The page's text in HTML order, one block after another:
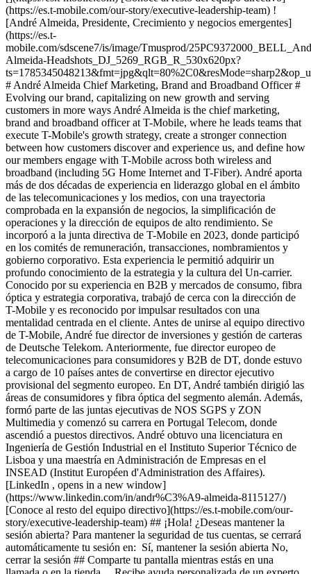
(https://es.t-mobile.com/our-story/executive-leadership-team) !
[André Almeida, Presidente, Crecimiento y negocios emergentes]
(https://es.t-
mobile.com/sdscene7/is/image/Tmusprod/
Almeida-Headshots_DJ_5269_RGB_R_530x620px?
# André Almeida Chief Marketing, Brand and Broadband Officer #
Evolving our brand, capitalizing on new growth and serving
customers in more ways André Almeida is the chief marketing,
brand and broadband officer at T-Mobile, where he leads teams that
execute T-Mobile's growth strategy, create a stronger connection
between how customers discover and experience us, and define how
our members engage with T-Mobile across both wireless and
broadband (including 5G Home Internet and T-Fiber). André aporta
más de dos décadas de experiencia en liderazgo global en el ámbito
de las telecomunicaciones y los medios, con una trayectoria
comprobada en la expansión de negocios, la simplificación de
operaciones y la dirección de equipos de alto rendimiento. Se
incorporó a la junta directiva de T-Mobile en 2023, donde participó
en los comités de remuneración, transacciones, nombramientos y
gobierno corporativo. Esta experiencia le permitió adquirir un
profundo conocimiento de la estrategia y la cultura del Un-carrier.
Conocido por su experiencia en B2B y mercados de consumo, fibra
óptica y estrategia corporativa, trabajó de cerca con la dirección de
T-Mobile y es reconocido por impulsar resultados con una
mentalidad centrada en el cliente. Antes de unirse al equipo directivo
de T-Mobile, André fue director de inversiones y gestión de carteras
de Deutsche Telekom. Anteriormente, fue director europeo de
telecomunicaciones para consumidores y B2B de DT, donde estuvo
a cargo de 10 países antes de convertirse en director ejecutivo
provisional del segmento europeo. En DT, André también dirigió las
áreas de consumidores y fibra óptica del segmento alemán. Además,
formó parte de las juntas ejecutivas de NOS SGPS y ZON
Multimedia y comenzó su carrera en Portugal Telecom, donde
ascendió a puestos directivos. André obtuvo una licenciatura en
Ingeniería de Gestión Industrial en el Instituto Superior Técnico de
Lisboa y una maestría en Administración de Empresas en el
INSEAD (Institut Européen d'Administration des Affaires).
[LinkedIn , opens in a new window]
(https://www.linkedin.com/in/andr%C3%A9-almeida-8115127/)
[Conoce al resto del equipo directivo](https://es.t-mobile.com/our-
story/executive-leadership-team) ## ¡Hola! ¿Deseas mantener la
sesión abierta? Para mantener la seguridad de tus cuentas, se cerrará
automáticamente tu sesión en: Sí, mantener la sesión abierta No,
cerrar la sesión ## Comparte tu pantalla mientras estás en una